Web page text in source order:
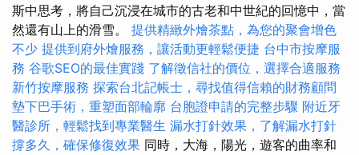
斯中思考，將自己沉浸在城市的古老和中世紀的回憶中，當
然還有山上的滑雪。 提供精緻外燴茶點，為您的聚會增色
不少 提供到府外燴服務，讓活動更輕鬆便捷 台中市按摩服
務 谷歌SEO的最佳實踐 了解徵信社的價位，選擇合適服務
新竹按摩服務 探索台北記帳士，尋找值得信賴的財務顧問
墊下巴手術，重塑面部輪廓 台胞證申請的完整步驟 附近牙
醫診所，輕鬆找到專業醫生 漏水打針效果，了解漏水打針
撐多久，確保修復效果 同時，大海，陽光，遊客的曲率和